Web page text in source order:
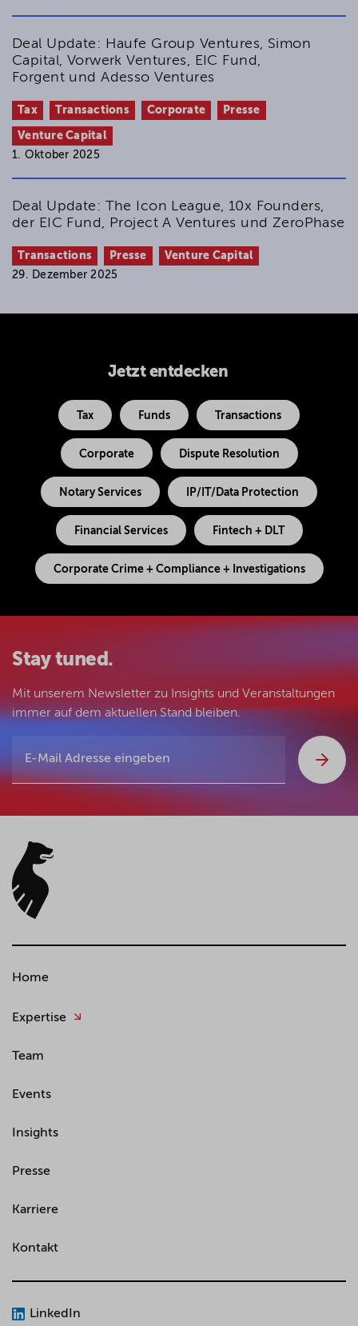
Deal Update: Haufe Group Ventures, Simon
Capital, Vorwerk Ventures, EIC Fund,
Forgent und Adesso Ventures
Tax Transactions Corporate Presse
Venture Capital
1. Oktober 2025
Deal Update: The Icon League, 10x Founders,
der EIC Fund, Project A Ventures und ZeroPhase
Transactions Presse
Venture Capital
29. Dezember 2025
Jetzt entdecken
Tax Funds Transactions
Corporate Dispute Resolution
Notary Services IP/IT/Data Protection
Financial Services Fintech + DLT
Corporate Crime + Compliance + Investigations
Stay tuned.
Mit unserem Newsletter zu Insights und Veranstaltungen
immer auf dem aktuellen Stand bleiben.
Home
Expertise
Team
Events
Insights
Presse
Karriere
Kontakt
LinkedIn